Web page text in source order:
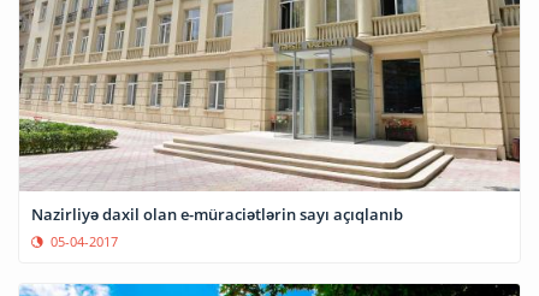
Nazirliyə daxil olan e-müraciətlərin sayı açıqlanıb
05-04-2017